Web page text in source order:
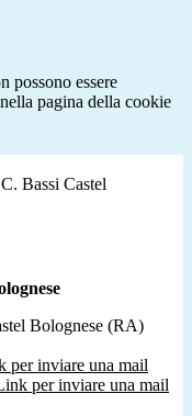
possono essere
pagina della cookie
Bassi Castel
Bolognese (RA)
per inviare una mail
per inviare una mail